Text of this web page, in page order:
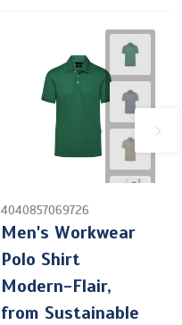
4040857069726
Men's Workwear
Polo Shirt
Modern-Flair,
from Sustainable